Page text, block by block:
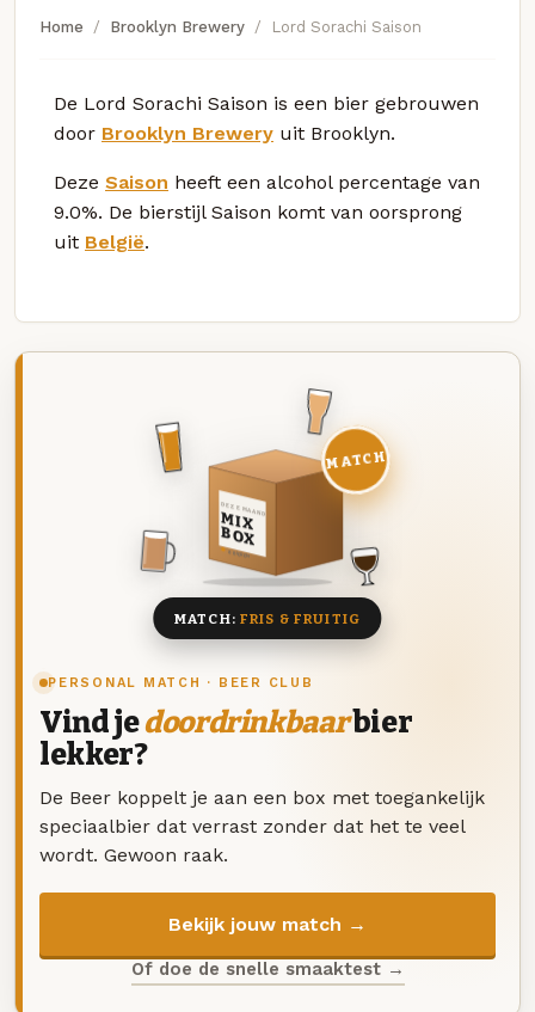
Home Brooklyn Brewery Lord Sorachi Saison
De Lord Sorachi Saison is een bier gebrouwen
door Brooklyn Brewery uit Brooklyn.
Deze Saison heeft een alcohol percentage van
9.0%. De bierstijl Saison komt van oorsprong
uit België.
PERSONAL MATCH · BEER CLUB
Vind jedoordrinkbaarbier
lekker?
De Beer koppelt je aan een box met toegankelijk
speciaalbier dat verrast zonder dat het te veel
wordt. Gewoon raak.
Bekijk jouw match →
Of doe de snelle smaaktest →
DEZE MAAND
MIX
BOX
8 BIEREN
MATCH
MATCH: FRIS & FRUITIG